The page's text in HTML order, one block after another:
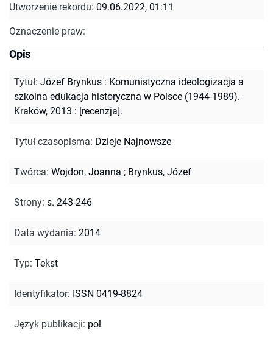
Utworzenie rekordu: 09.06.2022, 01:11
Oznaczenie praw:
Opis
Tytuł: Józef Brynkus : Komunistyczna ideologizacja a
szkolna edukacja historyczna w Polsce (1944-1989).
Kraków, 2013 : [recenzja].
Tytuł czasopisma: Dzieje Najnowsze
Twórca: Wojdon, Joanna ; Brynkus, Józef
Strony: s. 243-246
Data wydania: 2014
Typ: Tekst
Identyfikator: ISSN 0419-8824
Język publikacji: pol